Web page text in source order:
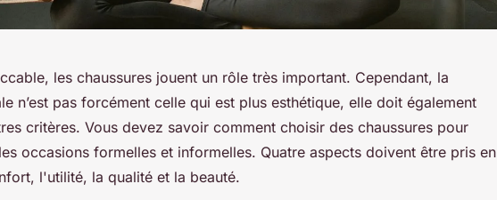
les chaussures jouent un rôle très important. Cependant, la
n’est pas forcément celle qui est plus esthétique, elle doit également
critères. Vous devez savoir comment choisir des chaussures pour
occasions formelles et informelles. Quatre aspects doivent être pris en
l'utilité, la qualité et la beauté.